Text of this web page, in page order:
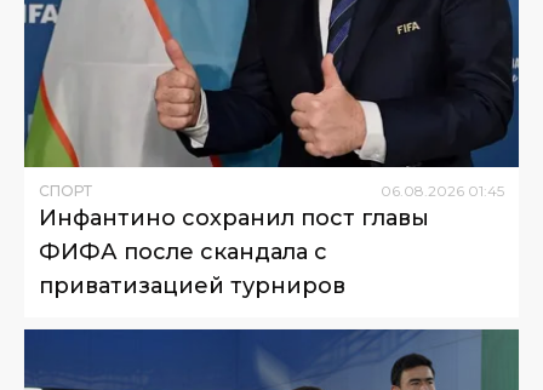
СПОРТ 06.08.2026 01:45
Инфантино сохранил пост главы
ФИФА после скандала с
приватизацией турниров